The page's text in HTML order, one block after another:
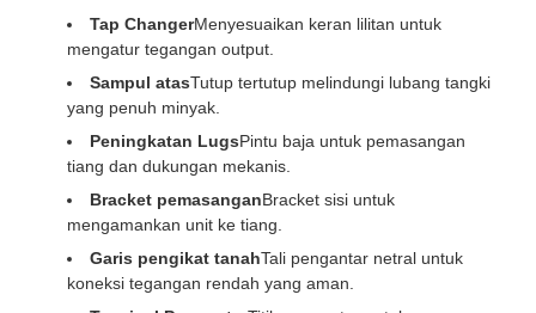
Tap ChangerMenyesuaikan keran lilitan untuk
mengatur tegangan output.
Sampul atasTutup tertutup melindungi lubang tangki
yang penuh minyak.
Peningkatan LugsPintu baja untuk pemasangan
tiang dan dukungan mekanis.
Bracket pemasanganBracket sisi untuk
mengamankan unit ke tiang.
Garis pengikat tanahTali pengantar netral untuk
koneksi tegangan rendah yang aman.